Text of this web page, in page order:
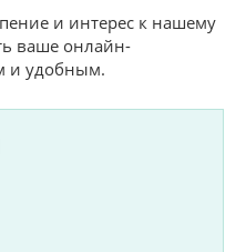
и интерес к нашему
ваше онлайн-
и удобным.